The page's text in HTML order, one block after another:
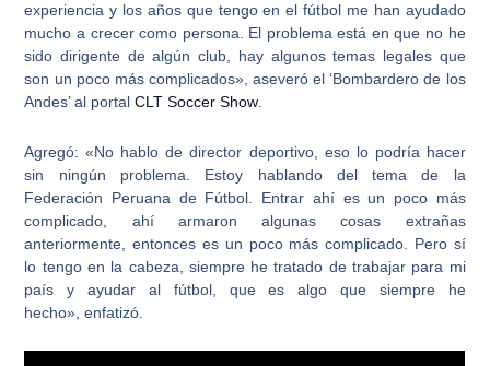
experiencia y los años que tengo en el fútbol me han ayudado
mucho a crecer como persona. El problema está en que no he
sido dirigente de algún club, hay algunos temas legales que
son un poco más complicados», aseveró el ‘Bombardero de los
Andes’ al portalCLT Soccer Show
Agregó: «No hablo de director deportivo, eso lo podría hacer
sin ningún problema. Estoy hablando del tema de la
Federación Peruana de Fútbol. Entrar ahí es un poco más
complicado, ahí armaron algunas cosas extrañas
anteriormente, entonces es un poco más complicado.
Pero sí
lo tengo en la cabeza, siempre he tratado de trabajar para mi
país y ayudar al fútbol, que es algo que siempre he
hecho», enfatizó.